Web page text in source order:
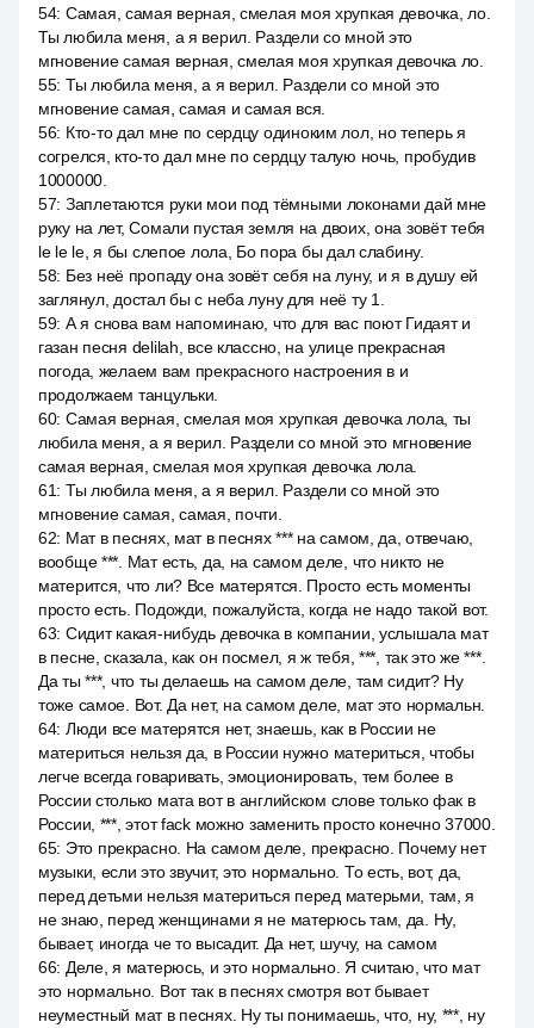
54: Самая, самая верная, смелая моя хрупкая девочка, ло.
Ты любила меня, а я верил. Раздели со мной это
мгновение самая верная, смелая моя хрупкая девочка ло.
55: Ты любила меня, а я верил. Раздели со мной это
мгновение самая, самая и самая вся.
56: Кто-то дал мне по сердцу одиноким лол, но теперь я
согрелся, кто-то дал мне по сердцу талую ночь, пробудив
1000000.
57: Заплетаются руки мои под тёмными локонами дай мне
руку на лет, Сомали пустая земля на двоих, она зовёт тебя
le le le, я бы слепое лола, Бо пора бы дал слабину.
58: Без неё пропаду она зовёт себя на луну, и я в душу ей
заглянул, достал бы с неба луну для неё ту 1.
59: А я снова вам напоминаю, что для вас поют Гидаят и
газан песня delilah, все классно, на улице прекрасная
погода, желаем вам прекрасного настроения в и
продолжаем танцульки.
60: Самая верная, смелая моя хрупкая девочка лола, ты
любила меня, а я верил. Раздели со мной это мгновение
самая верная, смелая моя хрупкая девочка лола.
61: Ты любила меня, а я верил. Раздели со мной это
мгновение самая, самая, почти.
62: Мат в песнях, мат в песнях *** на самом, да, отвечаю,
вообще ***. Мат есть, да, на самом деле, что никто не
матерится, что ли? Все матерятся. Просто есть моменты
просто есть. Подожди, пожалуйста, когда не надо такой вот.
63: Сидит какая-нибудь девочка в компании, услышала мат
в песне, сказала, как он посмел, я ж тебя, ***, так это же ***.
Да ты ***, что ты делаешь на самом деле, там сидит? Ну
тоже самое. Вот. Да нет, на самом деле, мат это нормальн.
64: Люди все матерятся нет, знаешь, как в России не
материться нельзя да, в России нужно материться, чтобы
легче всегда говаривать, эмоционировать, тем более в
России столько мата вот в английском слове только фак в
России, ***, этот fack можно заменить просто конечно 37000.
65: Это прекрасно. На самом деле, прекрасно. Почему нет
музыки, если это звучит, это нормально. То есть, вот, да,
перед детьми нельзя материться перед матерьми, там, я
не знаю, перед женщинами я не матерюсь там, да. Ну,
бывает, иногда че то высадит. Да нет, шучу, на самом
66: Деле, я матерюсь, и это нормально. Я считаю, что мат
это нормально. Вот так в песнях смотря вот бывает
неуместный мат в песнях. Ну ты понимаешь, что, ну, ***, ну